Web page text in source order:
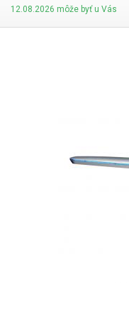
klasická žiarovka) pri
dĺžke hlavy lampa osvieti
úkony pod ňou sú potom
požadovanej polohy, v
celokovové. K doske stola
malého zveráka, ktorý sa
kedykoľvek jednoducho
stola je 77cm . Rameno je
nahnúť kamkoľvek v dĺžke
výške nasvieti plochu stola s dĺžkou
predovšetkým ako
opravách elektroniky -
12.08.2026 môže byť u Vás